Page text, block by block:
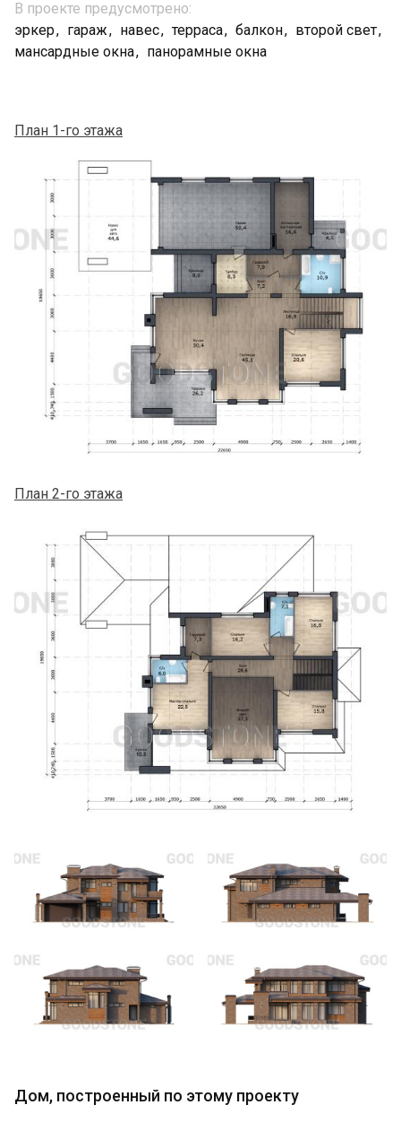
В проекте предусмотрено:
эркер
гараж навес терраса балкон
второй свет
мансардные окна
панорамные окна
План 1-го этажа
План 2-го этажа
Дом, построенный по этому проекту